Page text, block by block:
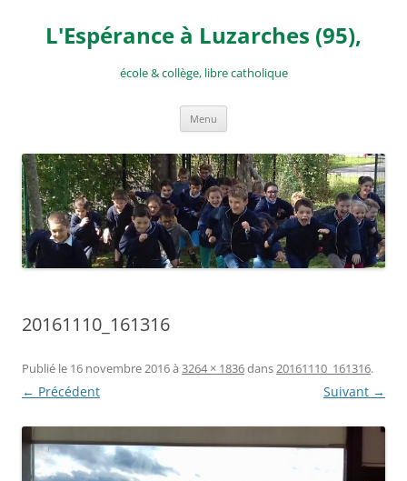
contenu
L'Espérance à Luzarches (95),
école & collège, libre catholique
Menu
20161110_161316
Publié le 16 novembre 2016à 3264 × 1836dans20161110_161316.
← Précédent Suivant →